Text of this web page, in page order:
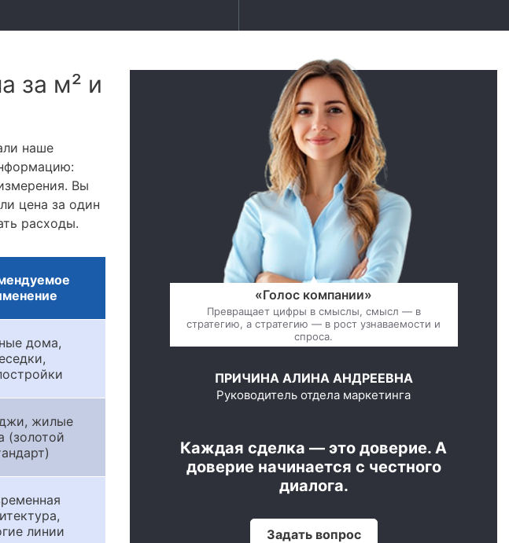
за м² и
наше
Вы
цена за один
расходы.
дома,
жилые
(золотой
линии
«Голос компании»
Превращает цифры в смыслы, смысл — в
стратегию, а стратегию — в рост узнаваемости и
спроса.
ПРИЧИНА АЛИНА АНДРЕЕВНА
Руководитель отдела маркетинга
Каждая сделка — это доверие. А
доверие начинается с честного
диалога.
Задать вопрос